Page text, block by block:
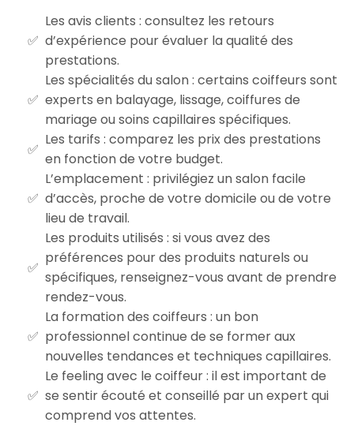
Les avis clients : consultez les retours
d’expérience pour évaluer la qualité des
prestations.
Les spécialités du salon : certains coiffeurs sont
experts en balayage, lissage, coiffures de
mariage ou soins capillaires spécifiques.
Les tarifs : comparez les prix des prestations
en fonction de votre budget.
L’emplacement : privilégiez un salon facile
d’accès, proche de votre domicile ou de votre
lieu de travail.
Les produits utilisés : si vous avez des
préférences pour des produits naturels ou
spécifiques, renseignez-vous avant de prendre
rendez-vous.
La formation des coiffeurs : un bon
professionnel continue de se former aux
nouvelles tendances et techniques capillaires.
Le feeling avec le coiffeur : il est important de
se sentir écouté et conseillé par un expert qui
comprend vos attentes.